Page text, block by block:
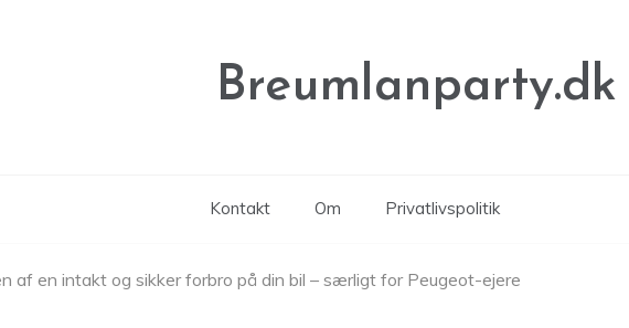
Breumlanparty.dk
Kontakt Om Privatlivspolitik
af en intakt og sikker forbro på din bil – særligt for Peugeot-ejere